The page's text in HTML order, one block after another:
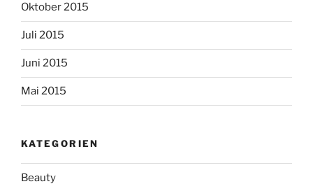
Oktober 2015
Juli 2015
Juni 2015
Mai 2015
KATEGORIEN
Beauty